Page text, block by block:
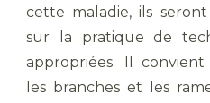
cette maladie, ils
sur la pratique de
appropriées. Il
les branches et les